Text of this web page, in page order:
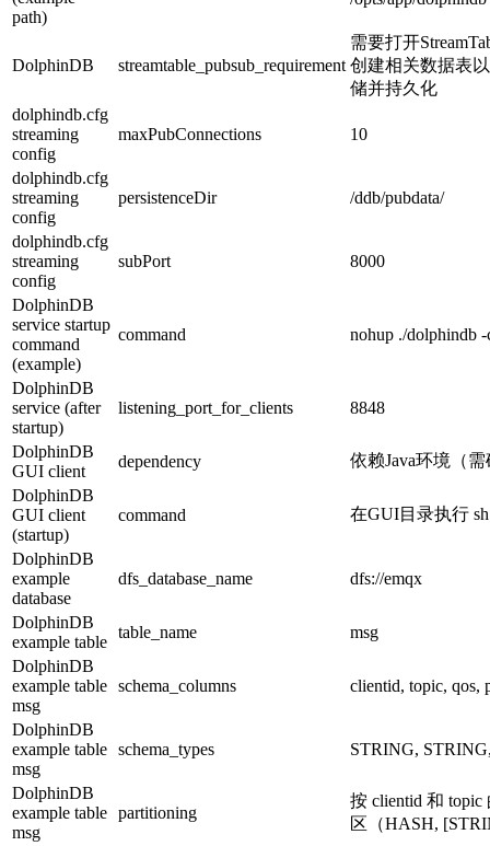
path)
DolphinDB streamtable_pubsub_requirement
需要打开
创建相关数据表
储并持久化
dolphindb.cfg
streaming
config
maxPubConnections 10
dolphindb.cfg
streaming
config
persistenceDir /ddb/pubdata/
dolphindb.cfg
streaming
config
subPort 8000
DolphinDB
service startup
command
(example)
command nohup ./dolphindb
DolphinDB
service (after
startup)
listening_port_for_clients 8848
DolphinDB
GUI client
dependency
依赖Java环境（
DolphinDB
GUI client
(startup)
command 在GUI目录执行
DolphinDB
example
database
dfs_database_name dfs://emqx
DolphinDB
example table
table_name
msg
DolphinDB
example table
msg
schema_columns clientid, topic, qos,
DolphinDB
example table
msg
schema_types STRING,
DolphinDB
example table
msg
partitioning
按 clientid 和
区（HASH,